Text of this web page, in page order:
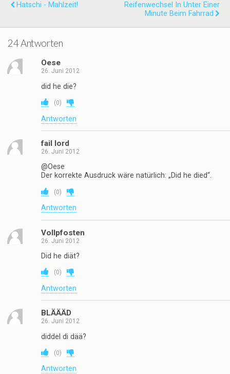
Hatschi - Mahlzeit!
Reifenwechsel In Unter Einer
Minute Beim Fahrrad
24 Antworten
Oese
26. Juni 2012
did he die?
(0)
Antworten
fail lord
26. Juni 2012
@Oese
Der korrekte Ausdruck wäre natürlich: „Did he died“.
(0)
Antworten
Vollpfosten
26. Juni 2012
Did he diät?
(0)
Antworten
BLÄÄÄD
26. Juni 2012
diddel di dää?
(0)
Antworten